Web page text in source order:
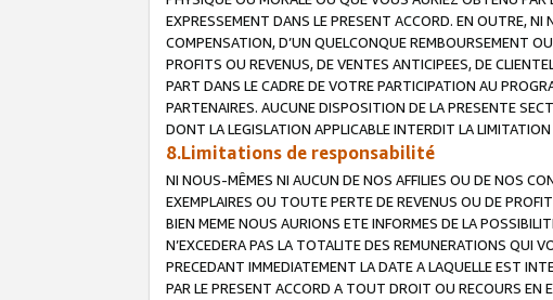
EXPRESSEMENT DANS LE PRESENT ACCORD. EN OUTRE,
COMPENSATION, D’UN QUELCONQUE REMBOURSEMENT
PROFITS OU REVENUS, DE VENTES ANTICIPEES, DE
PART DANS LE CADRE DE VOTRE PARTICIPATION AU
PARTENAIRES. AUCUNE DISPOSITION DE LA PRESENTE
DONT LA LEGISLATION APPLICABLE INTERDIT LA LIMITATION
8.Limitations de responsabilité
NI NOUS-MÊMES NI AUCUN DE NOS AFFILIES OU DE NOS
EXEMPLAIRES OU TOUTE PERTE DE REVENUS OU DE
BIEN MEME NOUS AURIONS ETE INFORMES DE LA
N’EXCEDERA PAS LA TOTALITE DES REMUNERATIONS QUI
PRECEDANT IMMEDIATEMENT LA DATE A LAQUELLE EST
PAR LE PRESENT ACCORD A TOUT DROIT OU RECOURS